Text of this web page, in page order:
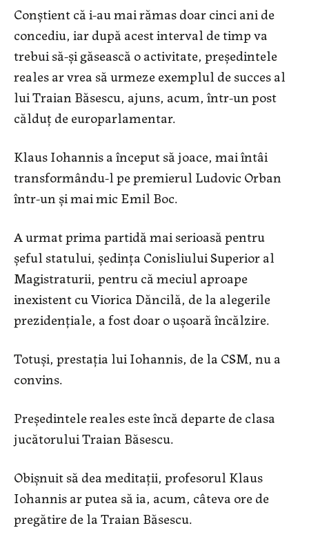
Conștient că i-au mai rămas doar cinci ani de
concediu, iar după acest interval de timp va
trebui să-și găsească o activitate, președintele
reales ar vrea să urmeze exemplul de succes al
lui Traian Băsescu, ajuns, acum, într-un post
călduț de europarlamentar.
Klaus Iohannis a început să joace, mai întâi
transformându-l pe premierul Ludovic Orban
într-un și mai mic Emil Boc.
A urmat prima partidă mai serioasă pentru
șeful statului, ședința Conisliului Superior al
Magistraturii, pentru că meciul aproape
inexistent cu Viorica Dăncilă, de la alegerile
prezidențiale, a fost doar o ușoară încălzire.
Totuși, prestația lui Iohannis, de la CSM, nu a
convins.
Președintele reales este încă departe de clasa
jucătorului Traian Băsescu.
Obișnuit să dea meditații, profesorul Klaus
Iohannis ar putea să ia, acum, câteva ore de
pregătire de la Traian Băsescu.